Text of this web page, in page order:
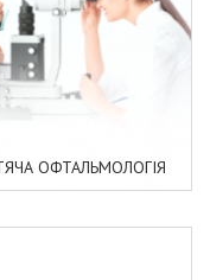
ОФТАЛЬМОЛОГІЯ